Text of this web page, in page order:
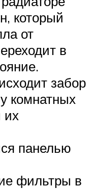
который
от
в
забор
комнатных
их
панелью
фильтры в